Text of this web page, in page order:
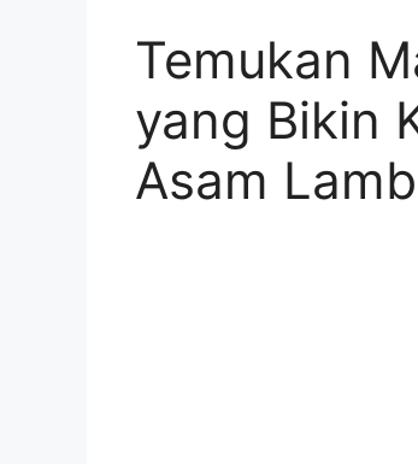
Temukan
yang Bikin
Asam